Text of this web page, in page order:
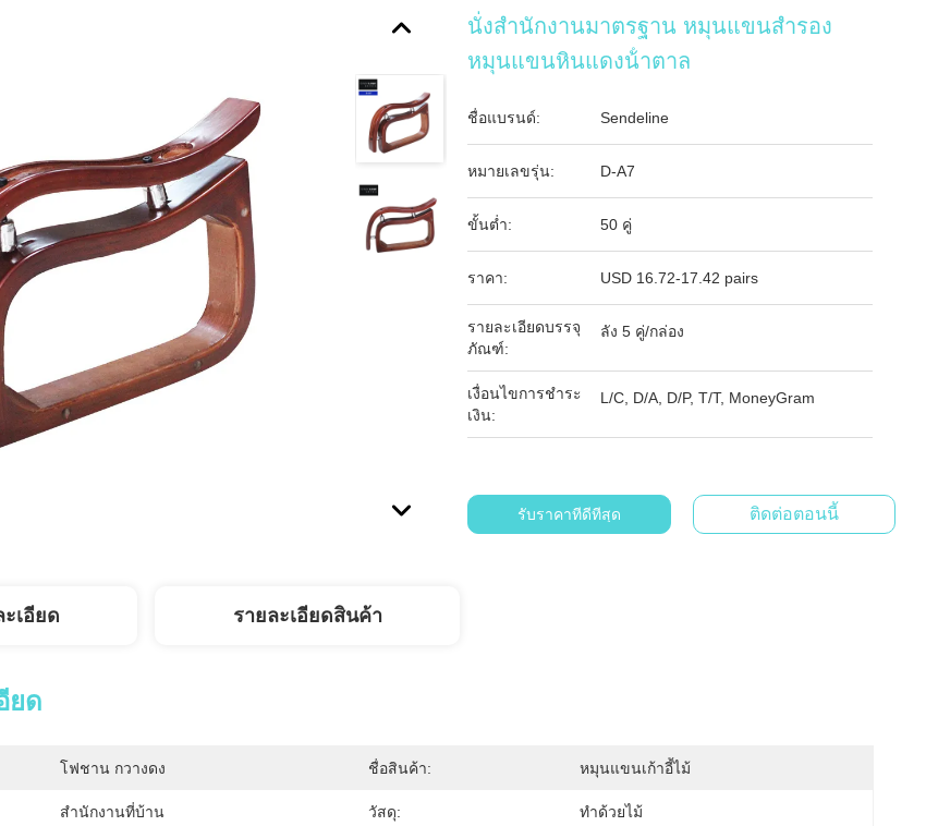
นั่งสํานักงานมาตรฐาน หมุนแขนสํารอง
หมุนแขนหินแดงน้ําตาล
ชื่อแบรนด์: Sendeline
หมายเลขรุ่น: D-A7
ขั้นต่ำ: 50 คู่
ราคา: USD 16.72-17.42 pairs
รายละเอียดบรรจุ
ภัณฑ์:
ลัง 5 คู่/กล่อง
เงื่อนไขการชำระ
เงิน:
L/C, D/A, D/P, T/T, MoneyGram
รับราคาที่ดีที่สุด ติดต่อตอนนี้
เอียด รายละเอียดสินค้า
ยด
โฟชาน กวางดง ชื่อสินค้า: หมุนแขนเก้าอี้ไม้
สำนักงานที่บ้าน วัสดุ: ทำด้วยไม้